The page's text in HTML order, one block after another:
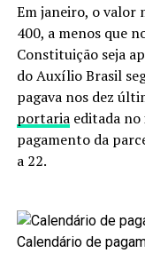
Em janeiro, o valor
400, a menos que
Constituição seja
do Auxílio Brasil
pagava nos dez
portariaeditada no
pagamento da
a 22.
Calendário de